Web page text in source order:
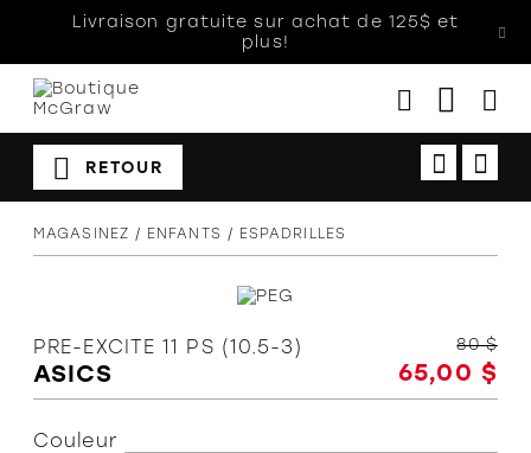
Livraison gratuite sur achat de 125$ et
plus!
Femmes
Enfants
Accessoires
RETOUR
MAGASINEZ ENFANTS ESPADRILLES
PRE-EXCITE 11 PS (10.5-3)
ASICS 65,00 $
80 $
Couleur